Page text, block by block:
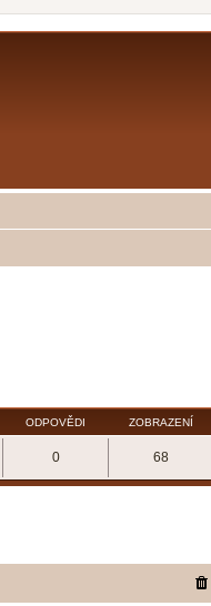
ODPOVĚDI ZOBRAZENÍ
0 68